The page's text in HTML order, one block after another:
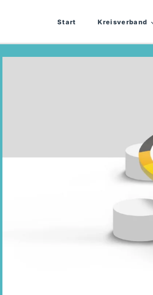
Start Kreisverband